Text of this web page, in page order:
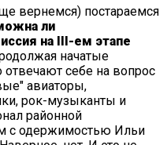
вернемся) постараемся
ли
на III-ем этапе
начатые
отвечают себе на вопрос
авиаторы,
рок-музыканты и
районной
с одержимостью Ильи